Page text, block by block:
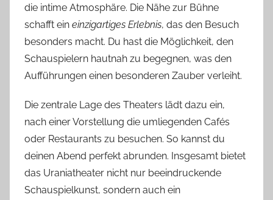
die intime Atmosphäre. Die Nähe zur Bühne
schafft ein einzigartiges Erlebnis, das den Besuch
besonders macht. Du hast die Möglichkeit, den
Schauspielern hautnah zu begegnen, was den
Aufführungen einen besonderen Zauber verleiht.
Die zentrale Lage des Theaters lädt dazu ein,
nach einer Vorstellung die umliegenden Cafés
oder Restaurants zu besuchen. So kannst du
deinen Abend perfekt abrunden. Insgesamt bietet
das Uraniatheater nicht nur beeindruckende
Schauspielkunst, sondern auch ein